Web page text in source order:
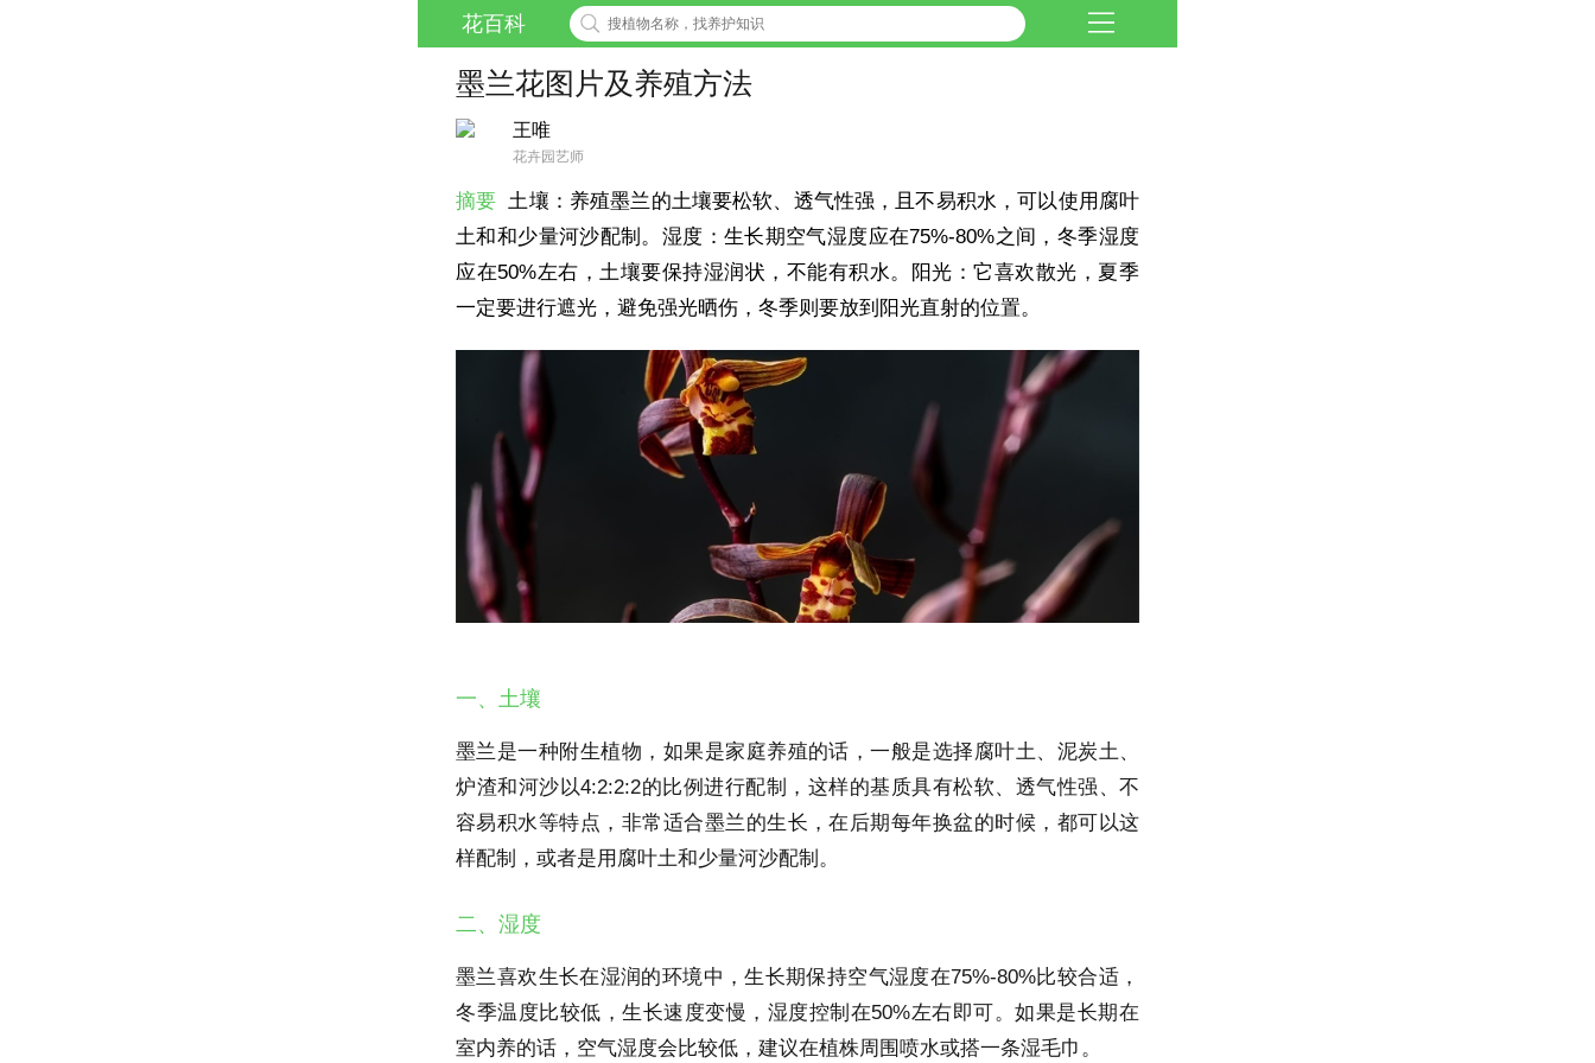
花百科
墨兰花图片及养殖方法
王唯
花卉园艺师
摘要 土壤：养殖墨兰的土壤要松软、透气性强，且不易积水，可以使用腐叶
土和和少量河沙配制。湿度：生长期空气湿度应在75%-80%之间，冬季湿度
应在50%左右，土壤要保持湿润状，不能有积水。阳光：它喜欢散光，夏季
一定要进行遮光，避免强光晒伤，冬季则要放到阳光直射的位置。
一、土壤
墨兰是一种附生植物，如果是家庭养殖的话，一般是选择腐叶土、泥炭土、
炉渣和河沙以4:2:2:2的比例进行配制，这样的基质具有松软、透气性强、不
容易积水等特点，非常适合墨兰的生长，在后期每年换盆的时候，都可以这
样配制，或者是用腐叶土和少量河沙配制。
二、湿度
墨兰喜欢生长在湿润的环境中，生长期保持空气湿度在75%-80%比较合适，
冬季温度比较低，生长速度变慢，湿度控制在50%左右即可。如果是长期在
室内养的话，空气湿度会比较低，建议在植株周围喷水或搭一条湿毛巾。